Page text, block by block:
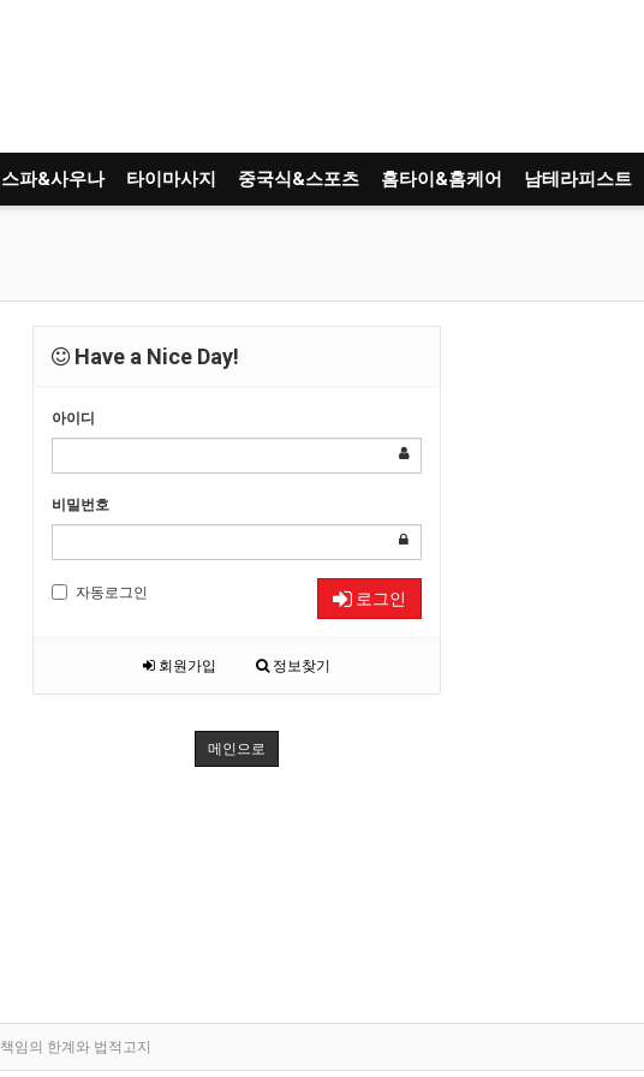
스파&사우나 타이마사지 중국식&스포츠 홈타이&홈케어 남테라피스트
Have a Nice Day!
아이디
비밀번호
자동로그인 로그인
회원가입 정보찾기
메인으로
책임의 한계와 법적고지